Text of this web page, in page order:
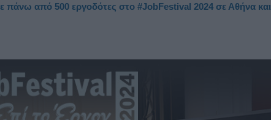
πάνω από 500 εργοδότες στο #JobFestival 2024 σε Αθήνα και